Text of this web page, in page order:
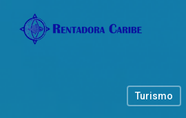
Turismo